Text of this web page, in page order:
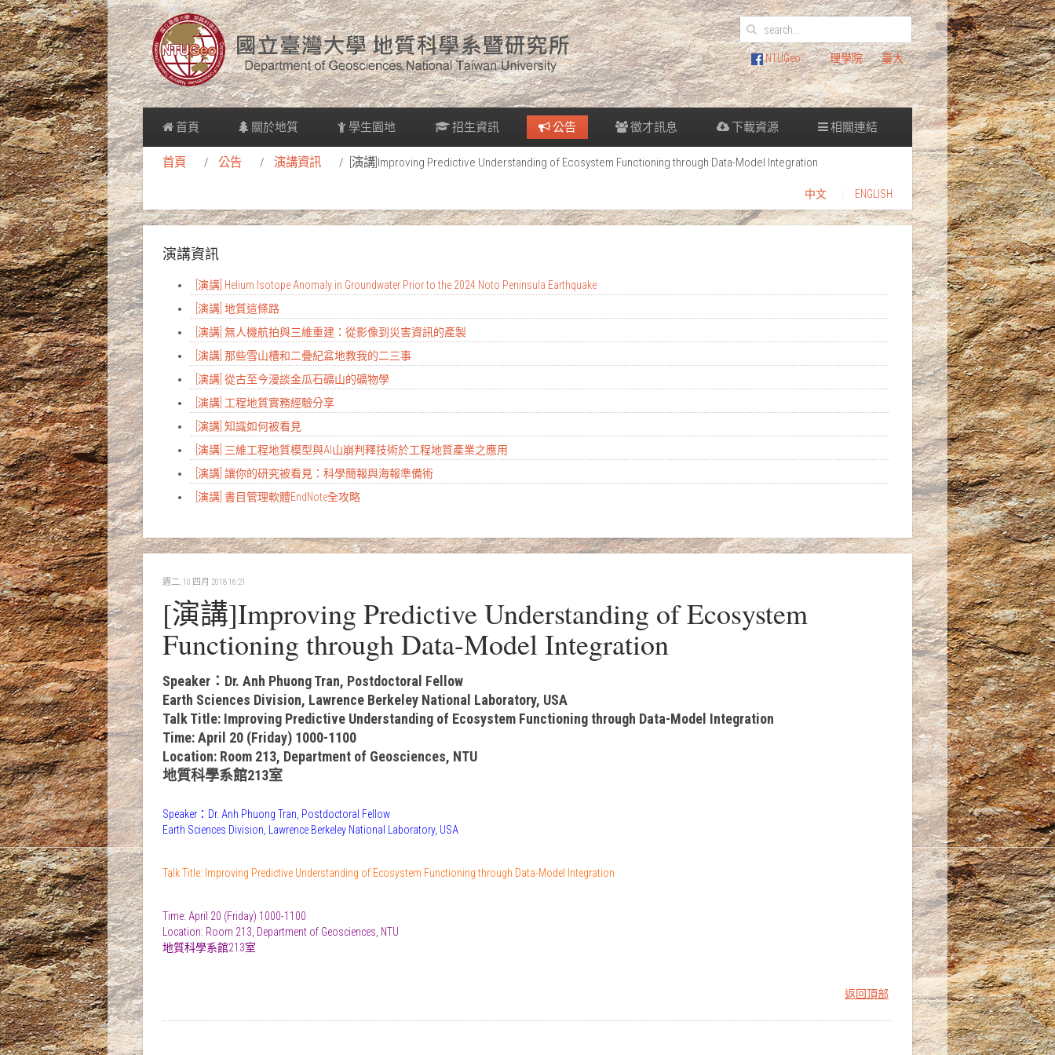
NTUGeo 理學院 臺大
首頁 關於地質 學生園地 招生資訊 公告 徵才訊息 下載資源 相關連結
首頁 公告 演講資訊 [演講]Improving Predictive Understanding of Ecosystem Functioning through Data-Model Integration
中文 ENGLISH
演講資訊
[演講] Helium Isotope Anomaly in Groundwater Prior to the 2024 Noto Peninsula Earthquake
[演講] 地質這條路
[演講] 無人機航拍與三維重建：從影像到災害資訊的產製
[演講] 那些雪山槽和二疊紀盆地教我的二三事
[演講] 從古至今漫談金瓜石礦山的礦物學
[演講] 工程地質實務經驗分享
[演講] 知識如何被看見
[演講] 三維工程地質模型與AI山崩判釋技術於工程地質產業之應用
[演講] 讓你的研究被看見：科學簡報與海報準備術
[演講] 書目管理軟體EndNote全攻略
週二, 10 四月 2018 16:21
[演講]Improving Predictive Understanding of Ecosystem
Functioning through Data-Model Integration
Speaker：Dr. Anh Phuong Tran, Postdoctoral Fellow
Earth Sciences Division, Lawrence Berkeley National Laboratory, USA
Talk Title: Improving Predictive Understanding of Ecosystem Functioning through Data-Model Integration
Time: April 20 (Friday) 1000-1100
Location: Room 213, Department of Geosciences, NTU
地質科學系館213室
Speaker：Dr. Anh Phuong Tran, Postdoctoral Fellow
Earth Sciences Division, Lawrence Berkeley National Laboratory, USA
Talk Title: Improving Predictive Understanding of Ecosystem Functioning through Data-Model Integration
Time: April 20 (Friday) 1000-1100
Location: Room 213, Department of Geosciences, NTU
地質科學系館213室
返回頂部